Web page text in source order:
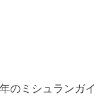
のミシュランガイ